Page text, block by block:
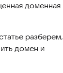
доменная
разберем,
домен и